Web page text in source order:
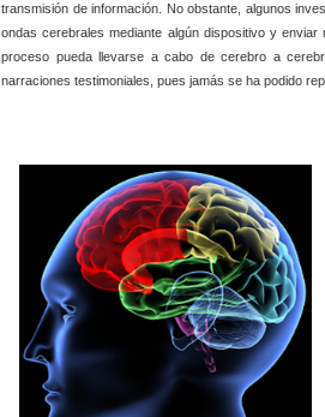
transmisión de información. No obstante, algunos
ondas cerebrales mediante algún dispositivo y
proceso pueda llevarse a cabo de cerebro a
narraciones testimoniales, pues jamás se ha podido